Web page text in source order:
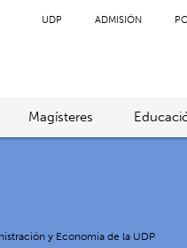
UDP ADMISIÓN
Magísteres
y Economía de la UDP